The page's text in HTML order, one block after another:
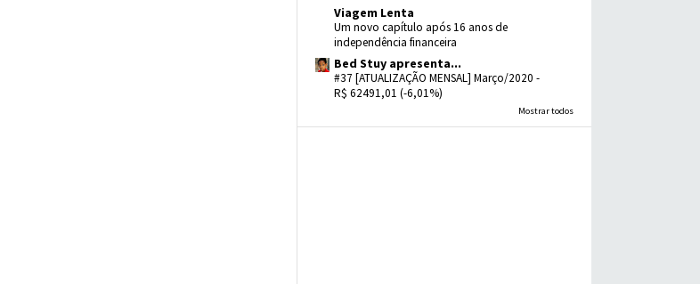
Viagem Lenta
Um novo capítulo após 16 anos de
independência financeira
Bed Stuy apresenta...
#37 [ATUALIZAÇÃO MENSAL] Março/2020 -
R$ 62491,01 (-6,01%)
Mostrar todos